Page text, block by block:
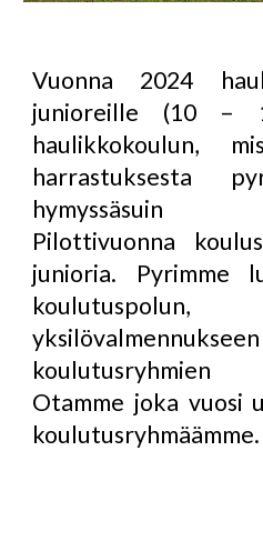
Vuonna 2024
junioreille (10 –
haulikkokoulun,
harrastuksesta
hymyssäsuin
Pilottivuonna
junioria. Pyrimme
koulutusryhmien
Otamme joka vuosi
koulutusryhmäämme.